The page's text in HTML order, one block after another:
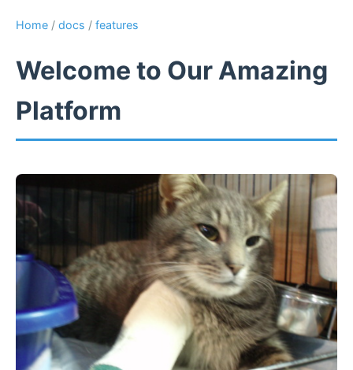
Home / docs / features
Welcome to Our Amazing
Platform